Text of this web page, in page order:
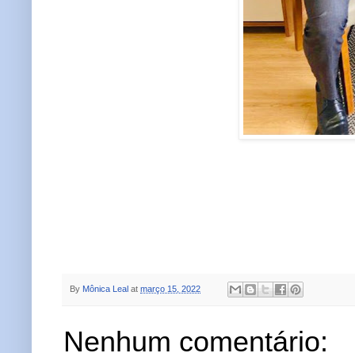
By Mônica Leal at março 15, 2022
Nenhum comentário: